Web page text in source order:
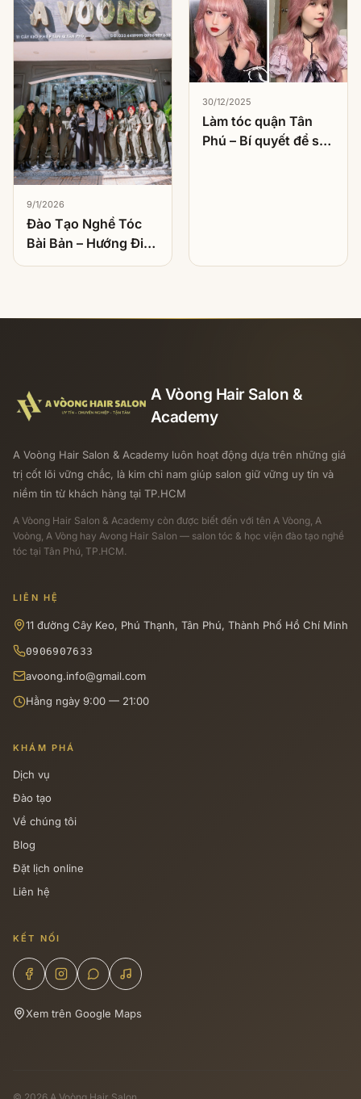
9/1/2026
Đào Tạo Nghề Tóc
Bài Bản – Hướng Đi
Bền Vững Cho Người
30/12/2025
Làm tóc quận Tân
Phú – Bí quyết để sở
A Vòong Hair Salon &
Academy
A Voòng Hair Salon & Academy luôn hoạt động dựa trên những giá
trị cốt lõi vững chắc, là kim chỉ nam giúp salon giữ vững uy tín và
niềm tin từ khách hàng tại TP.HCM
A Vòong Hair Salon & Academy còn được biết đến với tên A Vòong, A
Voòng, A Vòng hay Avong Hair Salon — salon tóc & học viện đào tạo nghề
tóc tại Tân Phú, TP.HCM.
LIÊN HỆ
11 đường Cây Keo, Phú Thạnh, Tân Phú, Thành Phố Hồ Chí Minh
0906907633
avoong.info@gmail.com
Hằng ngày 9:00 — 21:00
KHÁM PHÁ
Dịch vụ
Đào tạo
Về chúng tôi
Blog
Đặt lịch online
Liên hệ
KẾT NỐI
Xem trên Google Maps